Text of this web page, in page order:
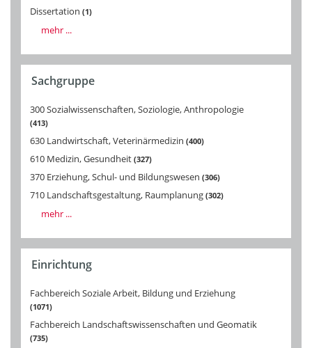
Dissertation 1
mehr ...
Sachgruppe
300 Sozialwissenschaften, Soziologie, Anthropologie
413
630 Landwirtschaft, Veterinärmedizin 400
610 Medizin, Gesundheit 327
370 Erziehung, Schul- und Bildungswesen 306
710 Landschaftsgestaltung, Raumplanung 302
mehr ...
Einrichtung
Fachbereich Soziale Arbeit, Bildung und Erziehung
1071
Fachbereich Landschaftswissenschaften und Geomatik
735